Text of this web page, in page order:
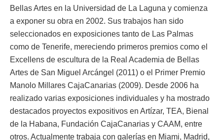
Bellas Artes en la Universidad de La Laguna y comienza
a exponer su obra en 2002. Sus trabajos han sido
seleccionados en exposiciones tanto de Las Palmas
como de Tenerife, mereciendo primeros premios como el
Excellens de escultura de la Real Academia de Bellas
Artes de San Miguel Arcángel (2011) o el Primer Premio
Manolo Millares CajaCanarias (2009). Desde 2006 ha
realizado varias exposiciones individuales y ha mostrado
destacados proyectos expositivos en Artízar, TEA, Bienal
de la Habana, Fundación CajaCanarias y CAAM, entre
otros. Actualmente trabaja con galerías en Miami, Madrid,